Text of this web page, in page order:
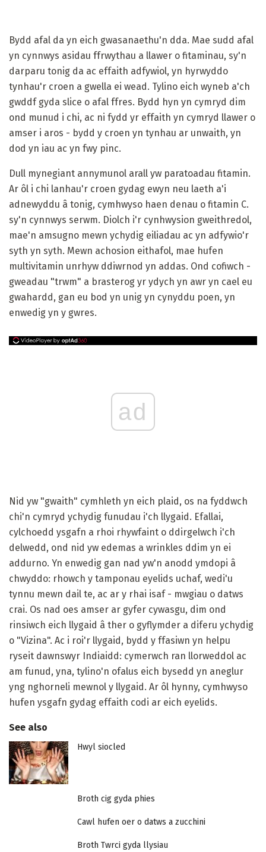
Bydd afal da yn eich gwasanaethu'n dda. Mae sudd afal
yn cynnwys asidau ffrwythau a llawer o fitaminau, sy'n
darparu tonig da ac effaith adfywiol, yn hyrwyddo
tynhau'r croen a gwella ei wead. Tylino eich wyneb a'ch
gwddf gyda slice o afal ffres. Bydd hyn yn cymryd dim
ond munud i chi, ac ni fydd yr effaith yn cymryd llawer o
amser i aros - bydd y croen yn tynhau ar unwaith, yn
dod yn iau ac yn fwy pinc.
Dull mynegiant annymunol arall yw paratoadau fitamin.
Ar ôl i chi lanhau'r croen gydag ewyn neu laeth a'i
adnewyddu â tonig, cymhwyso haen denau o fitamin C.
sy'n cynnwys serwm. Diolch i'r cynhwysion gweithredol,
mae'n amsugno mewn ychydig eiliadau ac yn adfywio'r
syth yn syth. Mewn achosion eithafol, mae hufen
multivitamin unrhyw ddiwrnod yn addas. Ond cofiwch -
gweadau "trwm" a brasterog yr ydych yn awr yn cael eu
gwahardd, gan eu bod yn unig yn cynyddu poen, yn
enwedig yn y gwres.
ad
Nid yw "gwaith" cymhleth yn eich plaid, os na fyddwch
chi'n cymryd ychydig funudau i'ch llygaid. Efallai,
cylchoedd ysgafn a rhoi rhywfaint o ddirgelwch i'ch
delwedd, ond nid yw edemas a wrinkles ddim yn ei
addurno. Yn enwedig gan nad yw'n anodd ymdopi â
chwyddo: rhowch y tamponau eyelids uchaf, wedi'u
tynnu mewn dail te, ac ar y rhai isaf - mwgiau o datws
crai. Os nad oes amser ar gyfer cywasgu, dim ond
rinsiwch eich llygaid â ther o gyflymder a diferu ychydig
o "Vizina". Ac i roi'r llygaid, bydd y ffasiwn yn helpu
ryseit dawnswyr Indiaidd: cymerwch ran llorweddol ac
am funud, yna, tylino'n ofalus eich bysedd yn aneglur
yng nghorneli mewnol y llygaid. Ar ôl hynny, cymhwyso
hufen ysgafn gydag effaith codi ar eich eyelids.
See also
Hwyl siocled
Broth cig gyda phies
Cawl hufen oer o datws a zucchini
Broth Twrci gyda llysiau